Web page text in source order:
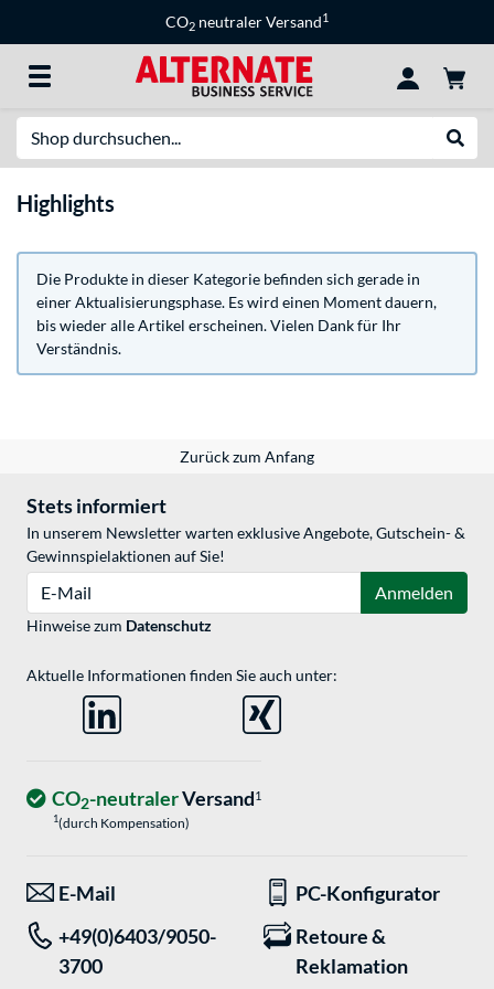
CO2 neutraler Versand1
Highlights
Die Produkte in dieser Kategorie befinden sich gerade in
einer Aktualisierungsphase. Es wird einen Moment dauern,
bis wieder alle Artikel erscheinen. Vielen Dank für Ihr
Verständnis.
Zurück zum Anfang
Stets informiert
In unserem Newsletter warten exklusive Angebote, Gutschein- &
Gewinnspielaktionen auf Sie!
Anmelden
Hinweise zum Datenschutz
Aktuelle Informationen finden Sie auch unter:
CO2-neutralerVersand1
1(durch Kompensation)
E-Mail
PC-Konfigurator
+49(0)6403/9050-
3700
Retoure &
Reklamation